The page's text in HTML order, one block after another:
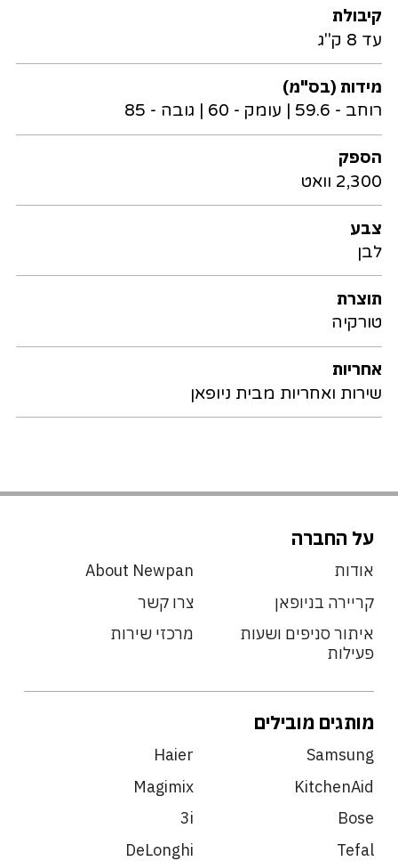
קיבולת
עד 8 ק"ג
מידות (בס"מ)
רוחב - 59.6 | עומק - 60 | גובה - 85
הספק
2,300 וואט
צבע
לבן
תוצרת
טורקיה
אחריות
שירות ואחריות מבית ניופאן
על החברה
אודות
About Newpan
קריירה בניופאן
צרו קשר
איתור סניפים ושעות
פעילות
מרכזי שירות
מותגים מובילים
Samsung
Haier
KitchenAid
Magimix
Bose
3i
Tefal
DeLonghi